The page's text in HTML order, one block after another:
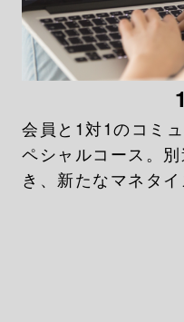
会員と1対1のコミ
ペシャルコース。
き、新たなマネタ